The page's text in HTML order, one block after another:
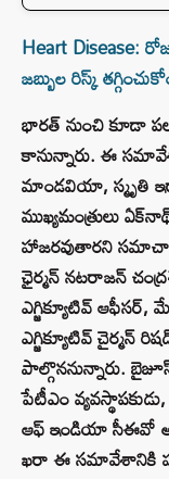
Heart Disease:
జబ్బుల రిస్క్
భారత్‌ నుంచి కూడా
కానున్నారు. ఈ
మాండవియా, స్మృతి
ముఖ్యమంత్రులు
హాజరవుతారని
ఛైర్మన్ నటరాజన్
ఎగ్జిక్యూటివ్
ఎగ్జిక్యూటివ్ చైర్మన్
పాల్గొననున్నారు.
పేటీఎం
ఆఫ్ ఇండియా సీఈవో
ఖరా ఈ సమావేశానికి